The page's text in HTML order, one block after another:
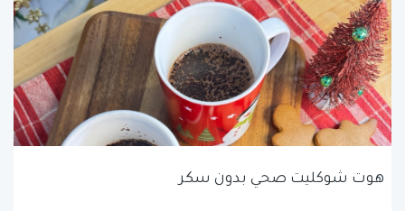
هوت شوكليت صحي بدون سكر